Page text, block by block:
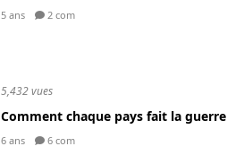
5 ans 2 com
5,432 vues
Comment chaque pays fait la guerre
6 ans 6 com